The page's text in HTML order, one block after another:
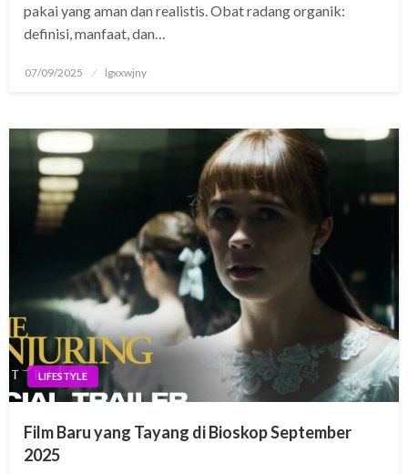
pakai yang aman dan realistis. Obat radang organik:
definisi, manfaat, dan…
Posted
07/09/2025 lgxxwjny
LIFESTYLE
Film Baru yang Tayang di Bioskop September
2025